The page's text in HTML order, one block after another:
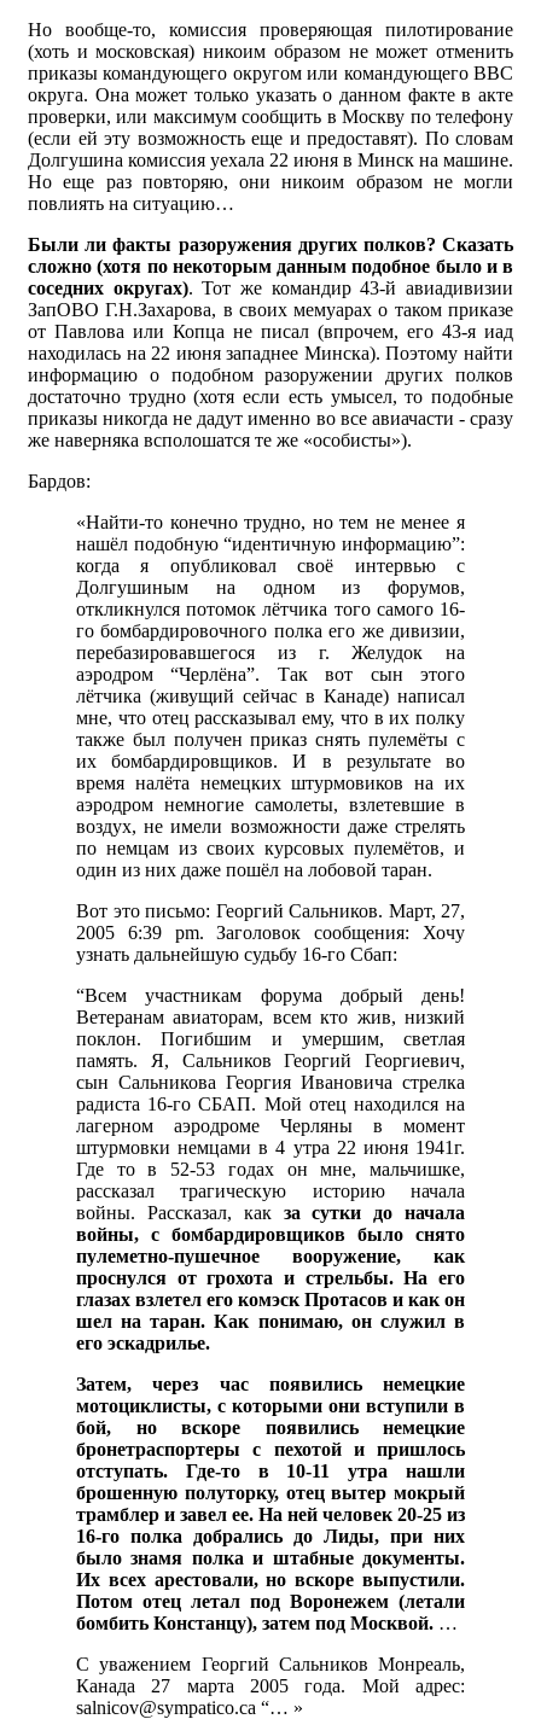
Но вообще-то, комиссия проверяющая пилотирование
(хоть и московская) никоим образом не может отменить
приказы командующего округом или командующего ВВС
округа. Она может только указать о данном факте в акте
проверки, или максимум сообщить в Москву по телефону
(если ей эту возможность еще и предоставят). По словам
Долгушина комиссия уехала 22 июня в Минск на машине.
Но еще раз повторяю, они никоим образом не могли
повлиять на ситуацию…
Были ли факты разоружения других полков? Сказать
сложно (хотя по некоторым данным подобное было и в
соседних округах). Тот же командир 43-й авиадивизии
ЗапОВО Г.Н.Захарова, в своих мемуарах о таком приказе
от Павлова или Копца не писал (впрочем, его 43-я иад
находилась на 22 июня западнее Минска). Поэтому найти
информацию о подобном разоружении других полков
достаточно трудно (хотя если есть умысел, то подобные
приказы никогда не дадут именно во все авиачасти - сразу
же наверняка всполошатся те же «особисты»).
Бардов:
«Найти-то конечно трудно, но тем не менее я
нашёл подобную “идентичную информацию”:
когда я опубликовал своё интервью с
Долгушиным на одном из форумов,
откликнулся потомок лётчика того самого 16-
го бомбардировочного полка его же дивизии,
перебазировавшегося из г. Желудок на
аэродром “Черлёна”. Так вот сын этого
лётчика (живущий сейчас в Канаде) написал
мне, что отец рассказывал ему, что в их полку
также был получен приказ снять пулемёты с
их бомбардировщиков. И в результате во
время налёта немецких штурмовиков на их
аэродром немногие самолеты, взлетевшие в
воздух, не имели возможности даже стрелять
по немцам из своих курсовых пулемётов, и
один из них даже пошёл на лобовой таран.
Вот это письмо: Георгий Сальников. Март, 27,
2005 6:39 pm. Заголовок сообщения: Хочу
узнать дальнейшую судьбу 16-го Сбап:
“Всем участникам форума добрый день!
Ветеранам авиаторам, всем кто жив, низкий
поклон. Погибшим и умершим, светлая
память. Я, Сальников Георгий Георгиевич,
сын Сальникова Георгия Ивановича стрелка
радиста 16-го СБАП. Мой отец находился на
лагерном аэродроме Черляны в момент
штурмовки немцами в 4 утра 22 июня 1941г.
Где то в 52-53 годах он мне, мальчишке,
рассказал трагическую историю начала
войны. Рассказал, как за сутки до начала
войны, с бомбардировщиков было снято
пулеметно-пушечное вооружение, как
проснулся от грохота и стрельбы. На его
глазах взлетел его комэск Протасов и как он
шел на таран. Как понимаю, он служил в
его эскадрилье.
Затем, через час появились немецкие
мотоциклисты, с которыми они вступили в
бой, но вскоре появились немецкие
бронетраспортеры с пехотой и пришлось
отступать. Где-то в 10-11 утра нашли
брошенную полуторку, отец вытер мокрый
трамблер и завел ее. На ней человек 20-25 из
16-го полка добрались до Лиды, при них
было знамя полка и штабные документы.
Их всех арестовали, но вскоре выпустили.
Потом отец летал под Воронежем (летали
бомбить Констанцу), затем под Москвой. …
С уважением Георгий Сальников Монреаль,
Канада 27 марта 2005 года. Мой адрес:
salnicov@sympatico.ca “… »